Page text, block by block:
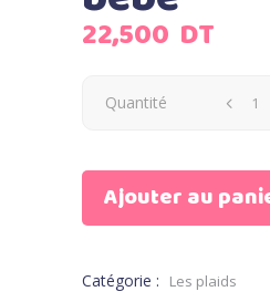
22,500 DT
Quantité
Ajouter au
Catégorie : Les plaids